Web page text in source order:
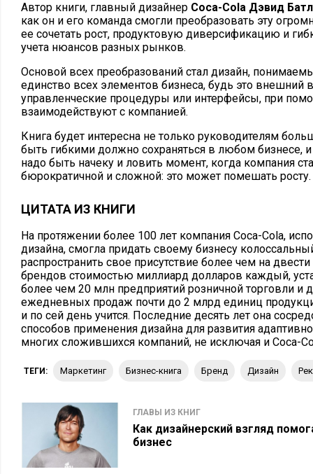
Автор книги, главный дизайнер Coca-Cola Дэвид
как он и его команда смогли преобразовать эту
ее сочетать рост, продуктовую диверсификацию и
учета нюансов разных рынков.
Основой всех преобразований стал дизайн,
единство всех элементов бизнеса, будь это внешний
управленческие процедуры или интерфейсы, при
взаимодействуют с компанией.
Книга будет интересна не только руководителям
быть гибкими должно сохраняться в любом бизнесе,
надо быть начеку и ловить момент, когда компания
бюрократичной и сложной: это может помешать росту.
ЦИТАТА ИЗ КНИГИ
На протяжении более 100 лет компания Coca-Cola,
дизайна, смогла придать своему бизнесу
распространить свое присутствие более чем на
брендов стоимостью миллиард долларов каждый,
более чем 20 млн предприятий розничной торговли и
ежедневных продаж почти до 2 млрд единиц
и по сей день учится. Последние десять лет она
способов применения дизайна для развития
многих сложившихся компаний, не исключая и Coca-
ТЕГИ: маркетинг бизнес-книга бренд дизайн
ГЛАВЫ ИЗ КНИГ
Как дизайнерский взгляд
бизнес